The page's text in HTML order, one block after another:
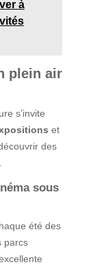
à
plein air
s’invite
et
des
sous
été des
parcs